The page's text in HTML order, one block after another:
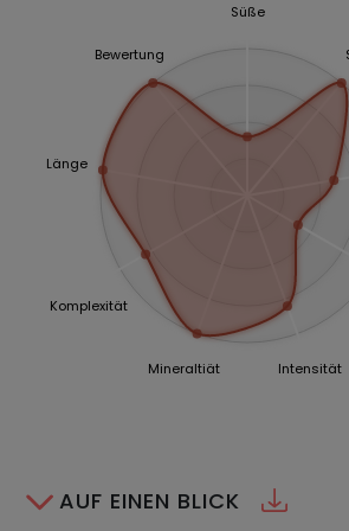
Süße
Intensität
Mineraltiät
Komplexität
Länge
Bewertung
AUF EINEN BLICK